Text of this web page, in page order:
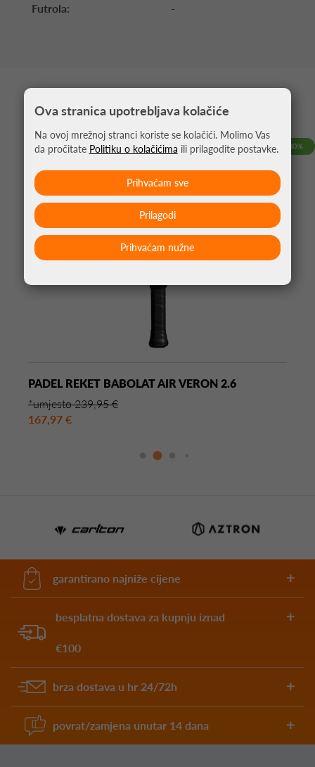
Futrola: -
MOŽDA VAS ZANIMA
-30%
PADEL REKET BABOLAT AIR VERON 2.6
*umjesto 239,95 €
167,97 €
garantirano najniže cijene
besplatna dostava za kupnju iznad
€100
brza dostava u hr 24/72h
povrat/zamjena unutar 14 dana
Ova stranica upotrebljava kolačiće
Na ovoj mrežnoj stranci koriste se kolačići. Molimo Vas
da pročitate Politiku o kolačićima ili prilagodite postavke.
Prihvaćam nužne
Prilagodi
Prihvaćam sve